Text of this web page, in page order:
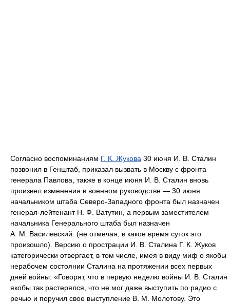
Согласно воспоминаниям Г. К. Жукова 30 июня И. В. Сталин
позвонил в Генштаб, приказал вызвать в Москву с фронта
генерала Павлова, также в конце июня И. В. Сталин вновь
произвел изменения в военном руководстве — 30 июня
начальником штаба Северо-Западного фронта был назначен
генерал-лейтенант Н. Ф. Ватутин, а первым заместителем
начальника Генерального штаба был назначен
А. М. Василевский. (не отмечая, в какое время суток это
произошло). Версию о прострации И. В. Сталина Г. К. Жуков
категорически отвергает, в том числе, имея в виду миф о якобы
нерабочем состоянии Сталина на протяжении всех первых
дней войны: «Говорят, что в первую неделю войны И. В. Сталин
якобы так растерялся, что не мог даже выступить по радио с
речью и поручил свое выступление В. М. Молотову. Это